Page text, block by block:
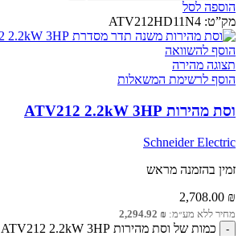
הוספה לסל
מק”ט: ATV212HD11N4
הוסף להשוואה
תצוגה מהירה
הוסף לרשימת המשאלות
וסת מהירות ATV212 2.2kW 3HP
Schneider Electric
זמין בהזמנה מראש
2,708.00 ₪
מחיר ללא מע״מ: 2,294.92 ₪
כמות של וסת מהירות ATV212 2.2kW 3HP